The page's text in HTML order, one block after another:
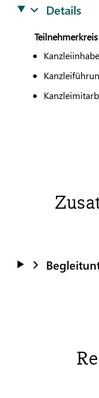
Details
Teilnehmerkreis